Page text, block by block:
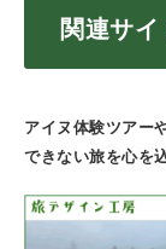
関連サイ
アイヌ体験ツアー
できない旅を心を